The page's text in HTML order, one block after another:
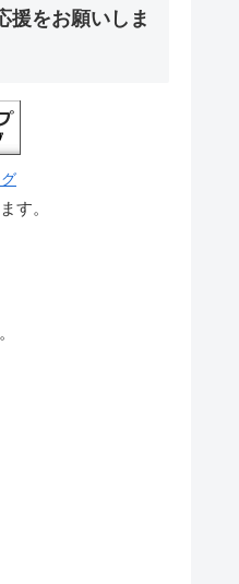
援をお願いしま
す。